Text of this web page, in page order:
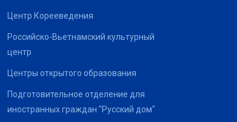
Центр Корееведения
Российско-Вьетнамский культурный
центр
Центры открытого образования
Подготовительное отделение для
иностранных граждан "Русский дом"